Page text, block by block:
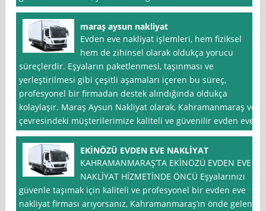
maraş aysun nakliyat
Evden eve nakliyat işlemleri, hem fiziksel
hem de zihinsel olarak oldukça yorucu
süreçlerdir. Eşyaların paketlenmesi, taşınması ve
yerleştirilmesi gibi çeşitli aşamaları içeren bu süreç,
profesyonel bir firmadan destek alındığında oldukça
kolaylaşır. Maraş Aysun Nakliyat olarak, Kahramanmaraş ve
çevresindeki müşterilerimize kaliteli ve güvenilir evden eve
EKİNÖZÜ EVDEN EVE NAKLİYAT
KAHRAMANMARAŞ’TA EKİNÖZÜ EVDEN EVE
NAKLİYAT HİZMETİNDE ÖNCÜ Eşyalarınızı
güvenle taşımak için kaliteli ve profesyonel bir evden eve
nakliyat firması arıyorsanız, Kahramanmaraş’ın önde gelen